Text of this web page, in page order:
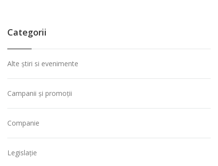
Categorii
Alte știri si evenimente
Campanii și promoții
Companie
Legislație